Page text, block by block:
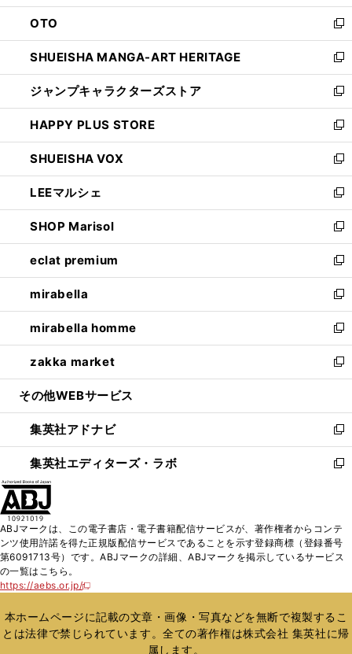
ウ
で
開
く
ン
ド
ウ
で
開
く
OTO
新
し
い
ウ
ィ
ン
ド
ウ
で
開
く
SHUEISHA MANGA-ART HERITAGE
新
し
い
ウ
ィ
ン
ド
ウ
で
開
く
ジャンプキャラクターズストア
新
し
い
ウ
ィ
ン
ド
ウ
で
開
く
HAPPY PLUS STORE
新
し
い
ウ
ィ
ン
ド
ウ
で
開
く
SHUEISHA VOX
新
し
い
ウ
ィ
ン
ド
ウ
で
開
く
LEEマルシェ
新
し
い
ウ
ィ
ン
ド
ウ
で
開
く
SHOP Marisol
新
し
い
ウ
ィ
ン
ド
ウ
で
開
eclat premium
新
し
い
ウ
ィ
ン
ド
ウ
開
く
mirabella
新
し
い
ウ
ィ
ン
ウ
で
開
く
mirabella homme
新
し
い
ウ
ン
ド
ウ
で
zakka market
新
し
ウ
ィ
ン
ド
く
その他WEBサービス
集英社アドナビ
新
し
い
ド
ウ
で
集英社エディターズ・ラボ
新
ィ
ン
ド
開
く
ABJマークは、この電子書店・電子書籍配信サービスが、著作権者からコンテ
ンツ使用許諾を得た正規版配信サービスであることを示す登録商標（登録番号
第6091713号）です。ABJマークの詳細、ABJマークを掲示しているサービス
の一覧はこちら。
https://aebs.or.jp/
新
い
ウ
ィ
本ホームページに記載の文章・画像・写真などを無断で複製するこ
とは法律で禁じられています。全ての著作権は株式会社 集英社に帰
属します。